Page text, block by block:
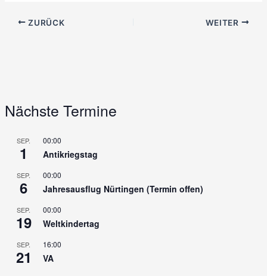
ZURÜCK WEITER
Nächste Termine
SEP.
1
00:00
Antikriegstag
SEP.
6
00:00
Jahresausflug Nürtingen (Termin offen)
SEP.
19
00:00
Weltkindertag
SEP.
21
16:00
VA